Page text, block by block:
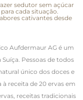
sedutor sem açúcar
cada situação.
cativantes desde
Aufdermaur AG é um
Pessoas de todos
único dos doces e
receita de 20 ervas em
receitas tradicionais